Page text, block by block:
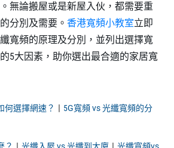
無論搬屋或是新屋入伙，都需要重
分別及需要。 香港寬頻小教室立即
寬頻的原理及分別，並列出選擇寬
5大因素，助你選出最合適的家居寬
何選擇網速？
5G寬頻 vs 光纖寬頻的分